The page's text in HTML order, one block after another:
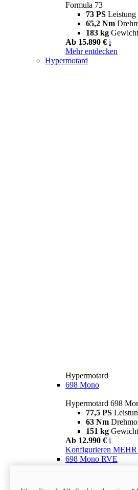
Formula 73
73 PS Leistung
65,2 Nm
183 kg
Ab 15.890 € i
Mehr entdecken
Hypermotard
Hypermotard
698 Mono
Hypermotard 698
77,5 PS
63 Nm
151 kg
Ab 12.990 € i
Konfigurieren
698 Mono RVE
77,5 PS